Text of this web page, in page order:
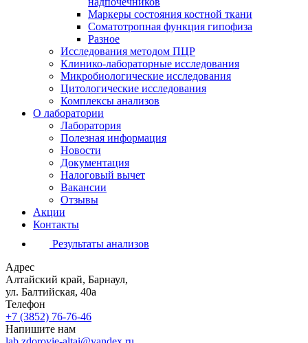
Маркеры состояния костной ткани
Соматотропная функция гипофиза
Разное
Исследования методом ПЦР
Клинико-лабораторные исследования
Микробиологические исследования
Цитологические исследования
Комплексы анализов
О лаборатории
Лаборатория
Полезная информация
Новости
Документация
Налоговый вычет
Вакансии
Отзывы
Акции
Контакты
Результаты анализов
Адрес
Алтайский край, Барнаул,
ул. Балтийская, 40а
Телефон
+7 (3852) 76-76-46
Напишите нам